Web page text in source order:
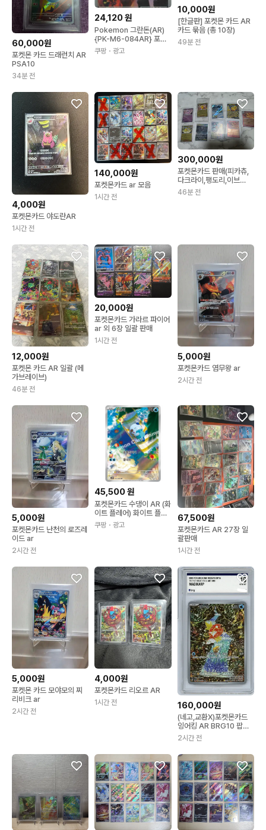
60,000원
포켓몬 카드 드래런치 AR
PSA10
34분 전
24,120원
Pokemon 그란돈(AR)
{PK-M6-084AR} 포켓
몬 카드게임 싱글카드
쿠팡 ・광고
10,000원
[한글판] 포켓몬 카드 AR
카드 묶음 (총 10장)
49분 전
4,000원
포켓몬카드 야도란AR
1시간 전
140,000원
포켓몬카드 ar 모음
1시간 전
300,000원
포켓몬카드 판매(피카츄,
다크라이,팽도리,이브
이)sar,ar,프로모
46분 전
12,000원
포켓몬 카드 AR 일괄 (메
가브레이브)
46분 전
20,000원
포켓몬카드 가라르 파이어
ar 외 6장 일괄 판매
1시간 전
5,000원
포켓몬카드 염무왕 ar
2시간 전
5,000원
포켓몬카드 난천의 로즈레
이드 ar
2시간 전
45,500원
포켓몬카드 수댕이 AR (화
이트 플레어) 화이트 플레
어
쿠팡 ・광고
67,500원
포켓몬카드 AR 27장 일
괄판매
1시간 전
5,000원
포켓몬 카드 모야모의 찌
리비크 ar
2시간 전
4,000원
포켓몬카드 리오르 AR
1시간 전 160,000원
(네고,교환X)포켓몬카드
잉어킹 AR BRG10 팝니
다
2시간 전